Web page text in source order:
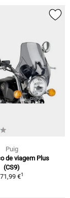
Puig
de viagem Plus
(CS9)
71,99 €1